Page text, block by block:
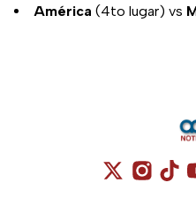
América (4to lugar) vs
Cuenta